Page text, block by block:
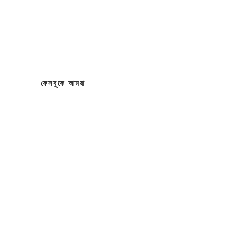
ফেসবুকে আমরা